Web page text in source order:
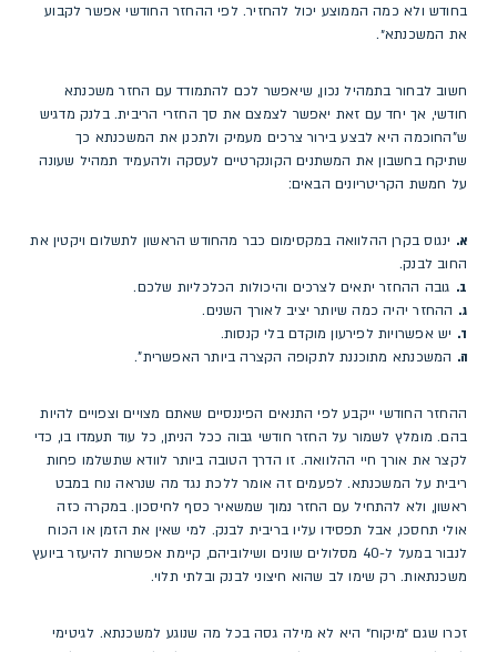
בחודש ולא כמה הממוצע יכול להחזיר. לפי ההחזר החודשי אפשר לקבוע
את המשכנתא״.
חשוב לבחור בתמהיל נכון, שיאפשר לכם להתמודד עם החזר משכנתא
חודשי, אך יחד עם זאת יאפשר לצמצם את סך החזרי הריבית. בלנק מדגיש
ש”החוכמה היא לבצע בירור צרכים מעמיק ולתכנן את המשכנתא כך
שתיקח בחשבון את המשתנים הקונקרטיים לעסקה ולהעמיד תמהיל שעונה
על חמשת הקריטריונים הבאים:
א. ינגוס בקרן ההלוואה במקסימום כבר מהחודש הראשון לתשלום ויקטין את
החוב לבנק.
ב. גובה ההחזר יתאים לצרכים והיכולות הכלכליות שלכם.
ג. ההחזר יהיה כמה שיותר יציב לאורך השנים.
ד. יש אפשרויות לפירעון מוקדם בלי קנסות.
ה. המשכנתא מתוכננת לתקופה הקצרה ביותר האפשרית".
ההחזר החודשי ייקבע לפי התנאים הפיננסיים שאתם מצויים וצפויים להיות
בהם. מומלץ לשמור על החזר חודשי גבוה ככל הניתן, כל עוד תעמדו בו, כדי
לקצר את אורך חיי ההלוואה. זו הדרך הטובה ביותר לוודא שתשלמו פחות
ריבית על המשכנתא. לפעמים זה אומר ללכת נגד מה שנראה נוח במבט
ראשון, ולא להתחיל עם החזר נמוך שמשאיר כסף לחיסכון. במקרה כזה
אולי תחסכו, אבל תפסידו עליו בריבית לבנק. למי שאין את הזמן או הכוח
לנבור במעל ל-40 מסלולים שונים ושילוביהם, קיימת אפשרות להיעזר ביועץ
משכנתאות. רק שימו לב שהוא חיצוני לבנק ובלתי תלוי.
זכרו שגם ״מיקוח״ היא לא מילה גסה בכל מה שנוגע למשכנתא. לגיטימי